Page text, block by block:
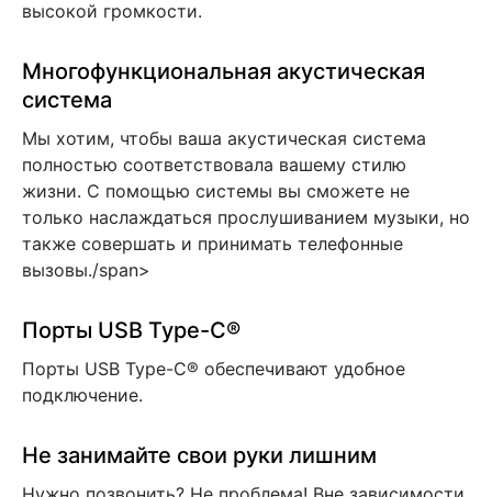
высокой громкости.
Многофункциональная акустическая
система
Мы хотим, чтобы ваша акустическая система
полностью соответствовала вашему стилю
жизни. С помощью системы вы сможете не
только наслаждаться прослушиванием музыки, но
также совершать и принимать телефонные
вызовы./span>
Порты USB Type-C®
Порты USB Type-C® обеспечивают удобное
подключение.
Не занимайте свои руки лишним